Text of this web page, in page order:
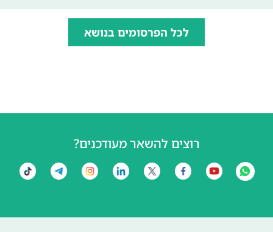
לכל הפרסומים בנושא
רוצים להשאר מעודכנים?